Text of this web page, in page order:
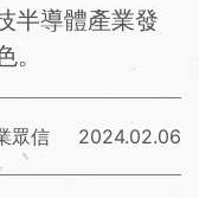
半導體產業發
眾信 2024.02.06